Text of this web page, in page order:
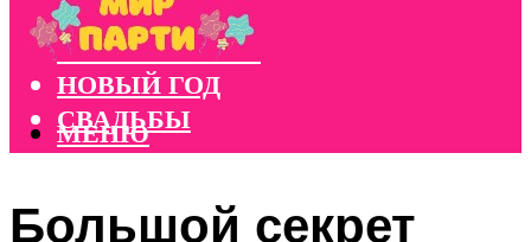
КОНКУРСЫ
КОРПОРАТИВЫ
НОВЫЙ ГОД
СВАДЬБЫ
МЕНЮ
Большой секрет